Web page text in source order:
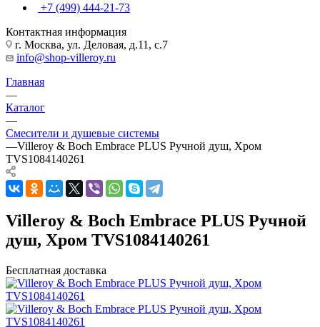
+7 (499) 444-21-73
Контактная информация
г. Москва, ул. Деловая, д.11, с.7
info@shop-villeroy.ru
Главная
—
Каталог
—
Смесители и душевые системы
—Villeroy & Boch Embrace PLUS Ручной душ, Хром
TVS1084140261
Villeroy & Boch Embrace PLUS Ручной
душ, Хром TVS1084140261
Бесплатная доставка